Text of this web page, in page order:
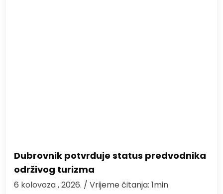
Dubrovnik potvrđuje status predvodnika
održivog turizma
6 kolovoza , 2026. / Vrijeme čitanja: 1min